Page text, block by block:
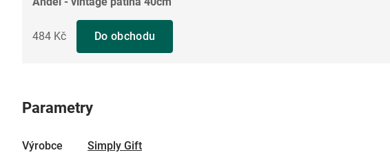
484 Kč Do obchodu
Parametry
Výrobce Simply Gift